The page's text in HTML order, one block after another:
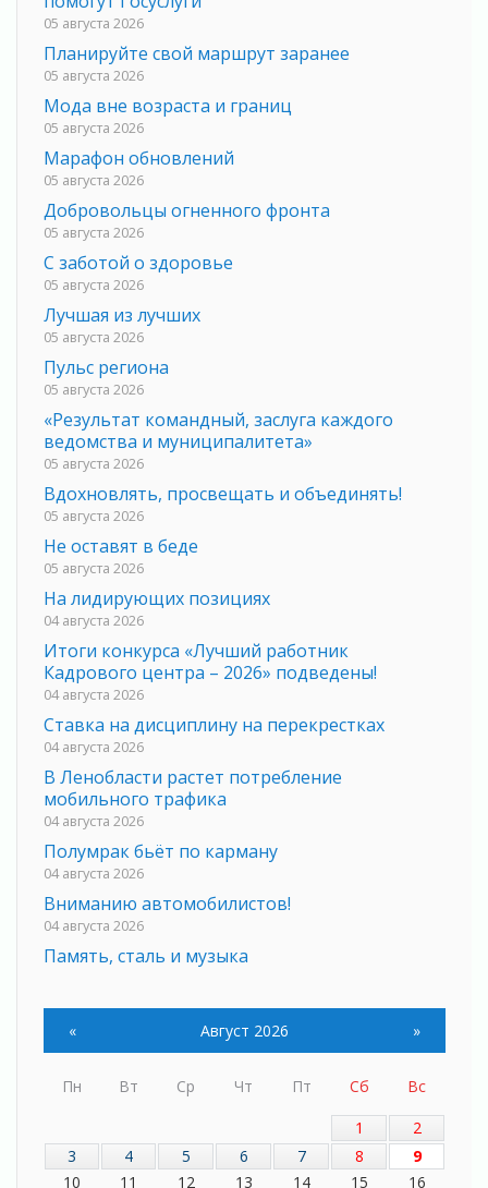
05 августа 2026
Планируйте свой маршрут заранее
05 августа 2026
Мода вне возраста и границ
05 августа 2026
Марафон обновлений
05 августа 2026
Добровольцы огненного фронта
05 августа 2026
С заботой о здоровье
05 августа 2026
Лучшая из лучших
05 августа 2026
Пульс региона
05 августа 2026
«Результат командный, заслуга каждого
ведомства и муниципалитета»
05 августа 2026
Вдохновлять, просвещать и объединять!
05 августа 2026
Не оставят в беде
05 августа 2026
На лидирующих позициях
04 августа 2026
Итоги конкурса «Лучший работник
Кадрового центра – 2026» подведены!
04 августа 2026
Ставка на дисциплину на перекрестках
04 августа 2026
В Ленобласти растет потребление
мобильного трафика
04 августа 2026
Полумрак бьёт по карману
04 августа 2026
Вниманию автомобилистов!
04 августа 2026
Память, сталь и музыка
Регион готовится к выборам
04 августа 2026
Никакого принуждения, только письменное
согласие
Без риска для здоровья и кошелька
04 августа 2026
« Август 2026 »
Пн Вт Ср Чт Пт Сб
Вс
1
2
3
4 5 6 7 8
9
10
11 12 13 14 15
16